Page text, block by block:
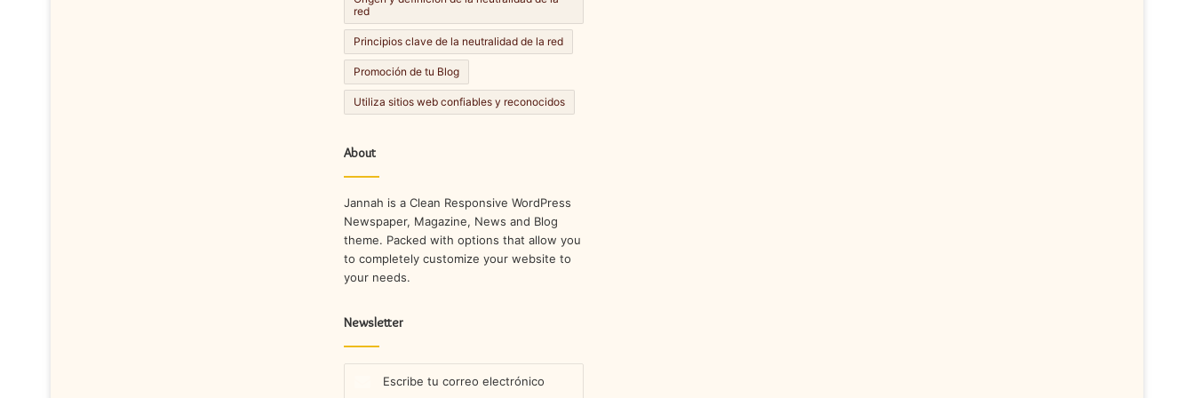
red
Principios clave de la neutralidad de la red
Promoción de tu Blog
Utiliza sitios web confiables y reconocidos
About
Jannah is a Clean Responsive WordPress
Newspaper, Magazine, News and Blog
theme. Packed with options that allow you
to completely customize your website to
your needs.
Newsletter